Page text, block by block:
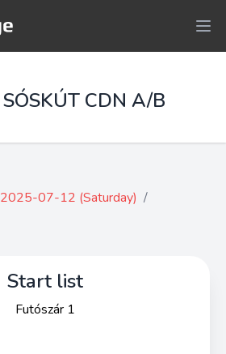
SÓSKÚT CDN A/B
2025-07-12 (Saturday) /
Start list
Futószár 1